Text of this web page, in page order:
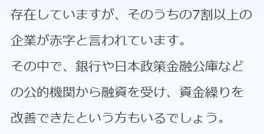
存在していますが、そのうちの7割以上の
企業が赤字と言われています。
その中で、銀行や日本政策金融公庫など
の公的機関から融資を受け、資金繰りを
改善できたという方もいるでしょう。